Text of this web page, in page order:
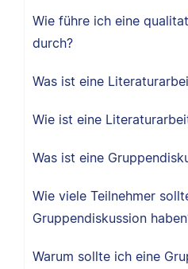
Wie führe ich eine
durch?
Was ist eine
Wie ist eine
Was ist eine
Wie viele Teilnehmer
Gruppendiskussion
Warum sollte ich eine